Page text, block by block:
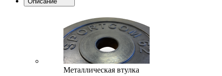
Металлическая втулка